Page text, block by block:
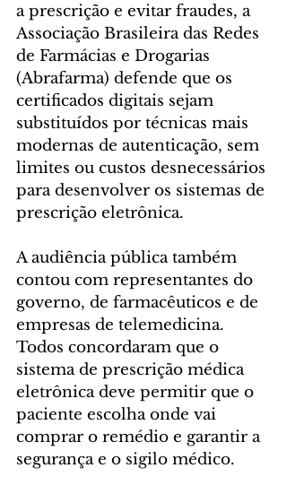
a prescrição e evitar fraudes, a
Associação Brasileira das Redes
de Farmácias e Drogarias
(Abrafarma) defende que os
certificados digitais sejam
substituídos por técnicas mais
modernas de autenticação, sem
limites ou custos desnecessários
para desenvolver os sistemas de
prescrição eletrônica.
A audiência pública também
contou com representantes do
governo, de farmacêuticos e de
empresas de telemedicina.
Todos concordaram que o
sistema de prescrição médica
eletrônica deve permitir que o
paciente escolha onde vai
comprar o remédio e garantir a
segurança e o sigilo médico.